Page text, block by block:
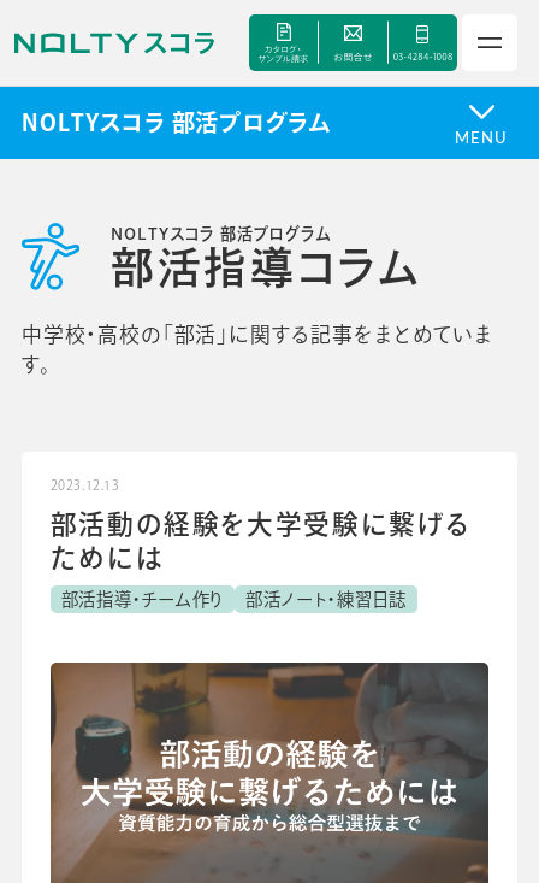
サービス
よくあるご質問
校長・副校長インタビュー
先生の学び応援コラム
お知らせ
導入校向けデータベース
NOLTYスコラ 部活プログラム
MENU
部活指導コラム
NOLTYスコラ 部活プログラム
中学校・高校の「部活」に関する記事をまとめていま
す。
2023.12.13
部活動の経験を大学受験に繋げる
ためには
部活指導・チーム作り 部活ノート・練習日誌